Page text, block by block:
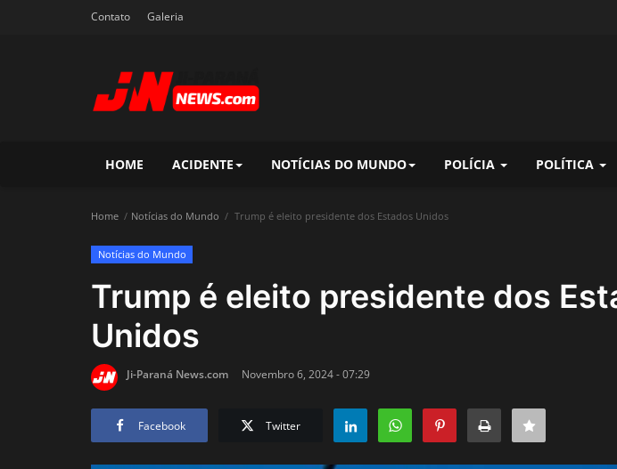
Contato Galeria
HOME ACIDENTE NOTÍCIAS DO MUNDO POLÍCIA POLÍTICA
Home Notícias do Mundo Trump é eleito presidente dos Estados Unidos
Notícias do Mundo
Trump é eleito presidente dos
Unidos
Ji-Paraná News.com Novembro 6, 2024 - 07:29
Facebook Twitter